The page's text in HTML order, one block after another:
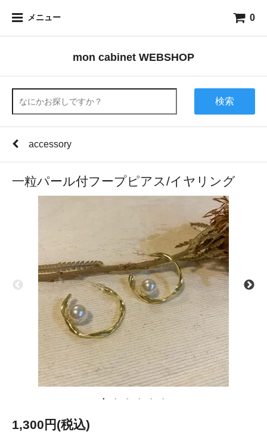
メニュー 0
mon cabinet WEBSHOP
検索
accessory
一粒パール付フープピアス/イヤリング
1,300円(税込)